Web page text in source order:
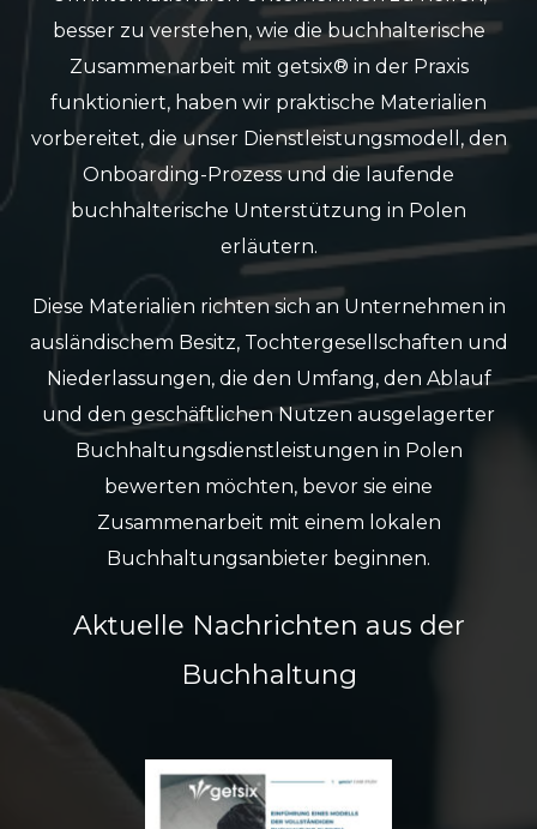
Aktuelle Nachrichten aus der
Buchhaltung
besser zu verstehen, wie die buchhalterische
Zusammenarbeit mit getsix® in der Praxis
funktioniert, haben wir praktische Materialien
vorbereitet, die unser Dienstleistungsmodell, den
Onboarding-Prozess und die laufende
buchhalterische Unterstützung in Polen
erläutern.
Diese Materialien richten sich an Unternehmen in
ausländischem Besitz, Tochtergesellschaften und
Niederlassungen, die den Umfang, den Ablauf
und den geschäftlichen Nutzen ausgelagerter
Buchhaltungsdienstleistungen in Polen
bewerten möchten, bevor sie eine
Zusammenarbeit mit einem lokalen
Buchhaltungsanbieter beginnen.